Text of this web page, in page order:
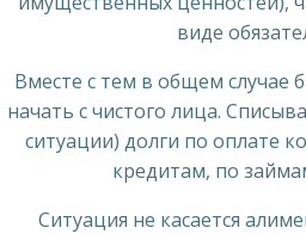
виде
Вместе с тем в общем случае
начать с чистого лица.
ситуации) долги по оплате
кредитам, по
Ситуация не касается